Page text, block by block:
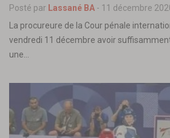
Posté par Lassané BA - 11 décembre
La procureure de la Cour pénale
vendredi 11 décembre avoir
une…